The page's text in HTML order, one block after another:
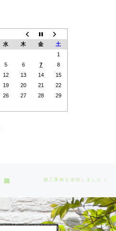
水 木 金 土
1
5 6 7
8
12 13 14
15
19 20 21
22
26 27 28
29
TO
POST
施工事例を追加しました